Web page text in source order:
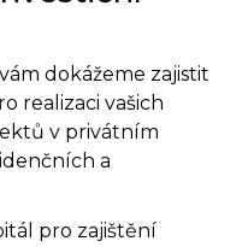
dokážeme zajistit
realizaci vašich
v privátním
a
pro zajištění